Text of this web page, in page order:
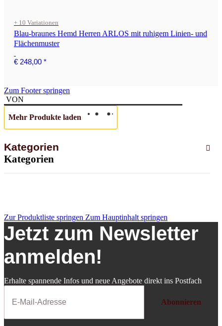
+ 10 Variationen
Blau-braunes Hemd Herren ARLOS mit ruhigem Linien- und
Flächenmuster
€ 248,00 *
Zum Footer springen
VON
Mehr Produkte laden
Kategorien
Kategorien
Zur Produktliste springen Zum Hauptinhalt springen
Jetzt zum Newsletter
anmelden!
Erhalte spannende Infos und neue Angebote direkt ins Postfach
Abonnieren